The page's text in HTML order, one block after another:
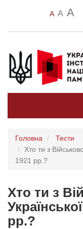
A A A
Головна
Тести
Хто ти з
1921 рр.?
Хто ти з
рр.?